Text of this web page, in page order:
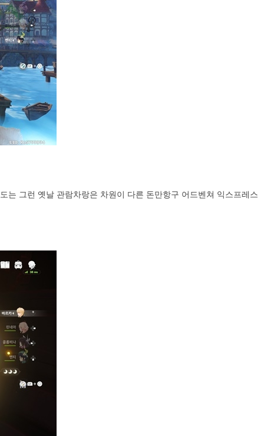
그런 옛날 관람차랑은 차원이 다른 돈만항구 어드벤쳐 익스프레스